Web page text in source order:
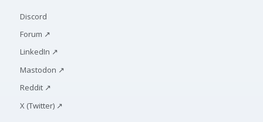
Discord
Forum ↗
LinkedIn ↗
Mastodon ↗
Reddit ↗
X (Twitter) ↗